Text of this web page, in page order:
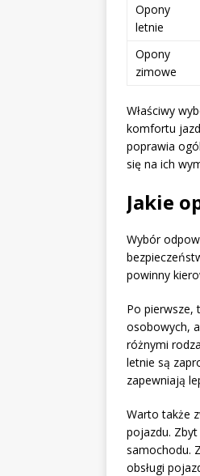
Opony
letnie
Opony
zimowe
Właściwy
komfortu
poprawia
się na ich
Jakie
Wybór
powinny
Po pierwsze,
osobowych,
różnymi
letnie są
zapewniają
Warto także
pojazdu.
samochodu.
obsługi